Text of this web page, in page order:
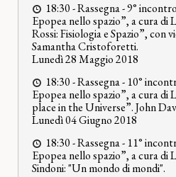
18:30 -Rassegna-9°
Epopea nello spazio”, a cura di
Rossi: Fisiologia e Spazio”, con
Samantha Cristoforetti.
Lunedì 28 Maggio 2018
18:30 -Rassegna- 10°
Epopea nello spazio”, a cura di
place in the Universe”. John
Lunedì 04 Giugno 2018
18:30 -Rassegna- 11°
Epopea nello spazio”, a cura di
Sindoni: "Un mondo di mondi".